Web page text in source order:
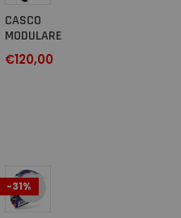
CASCO
MODULARE
€120,00
-31%